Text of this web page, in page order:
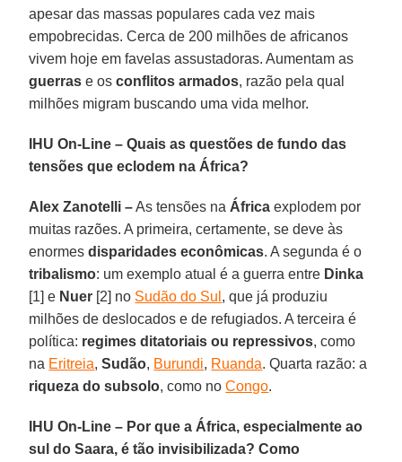
apesar das massas populares cada vez mais
empobrecidas. Cerca de 200 milhões de africanos
vivem hoje em favelas assustadoras. Aumentam as
guerras e osconflitos armados, razão pela qual
milhões migram buscando uma vida melhor.
IHU On-Line – Quais as questões de fundo das
tensões que eclodem na África?
Alex Zanotelli –As tensões na África explodem por
muitas razões. A primeira, certamente, se deve às
enormes disparidades econômicas. A segunda é o
tribalismo: um exemplo atual é a guerra entre Dinka
[1] e Nuer [2] no Sudão do Sul , que já produziu
milhões de deslocados e de refugiados. A terceira é
política: regimes ditatoriais ou repressivos, como
na Eritreia,Sudão, Burundi, Ruanda. Quarta razão: a
riqueza do subsolo, como noCongo.
IHU On-Line – Por que a África, especialmente ao
sul do Saara, é tão invisibilizada? Como